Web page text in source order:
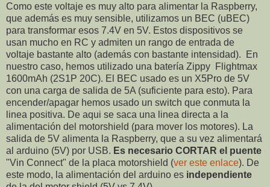
Como este voltaje es muy alto para alimentar la Raspberry,
que además es muy sensible, utilizamos un BEC (uBEC)
para transformar esos 7.4V en 5V. Estos dispositivos se
usan mucho en RC y admiten un rango de entrada de
voltaje bastante alto (además con bastante intensidad). En
nuestro caso, hemos utilizado una batería Zippy Flightmax
1600mAh (2S1P 20C). El BEC usado es un X5Pro de 5V
con una carga de salida de 5A (suficiente para esto). Para
encender/apagar hemos usado un switch que conmuta la
linea positiva. De aqui se saca una linea directa a la
alimentación del motorshield (para mover los motores). La
salida de 5V alimenta la Raspberry, que a su vez alimentará
al arduino (5V) por USB. Es necesario CORTAR el puente
"Vin Connect" de la placa motorshield (ver este enlace). De
este modo, la alimentación del arduino es independiente